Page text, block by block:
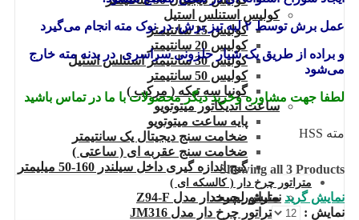
کولیس استنلس استیل
کولیس 15 سانتیمتر
کولیس 20 سانتیمتر
کولیس 30 سانتیمتر استنلس استیل
کولیس 50 سانتیمتر
گونیا سه تیکه ( مرکب )
ساعت اندیکاتور میتوتویو
پایه ساعت میتوتویو
ضخامت سنج دیجیتال یک سانتیمتر
ضخامت سنج عقربه ای ( ساعتی )
گیج اندازه گیری داخل سیلندر 160-50 میلیمتر
متراتور چرخ دار ( کالسکه ای )
متراتور چرخدار مدل Z94-F
متراتور چرخ دار مدل JM316
عمل برش توسط ۲ لبه تیز برش، در نوک مته انجام می‌گیرد
و براده از طریق یک شیار حلزونی سراسری در بدنه مته خارج
می‌شود
لطفا جهت مشاوره وخرید دیگر محصولات با ما در تماس باشید
مته HSS
Showing all 3 Products
نمایش گرید نمایش لیست
نمایش :